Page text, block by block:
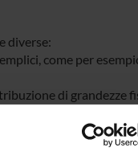
diverse:
come per
di grandezze
collocati sulla
informazioni
del loro